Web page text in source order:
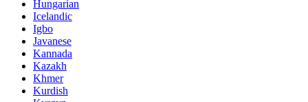
Hungarian
Icelandic
Igbo
Javanese
Kannada
Kazakh
Khmer
Kurdish